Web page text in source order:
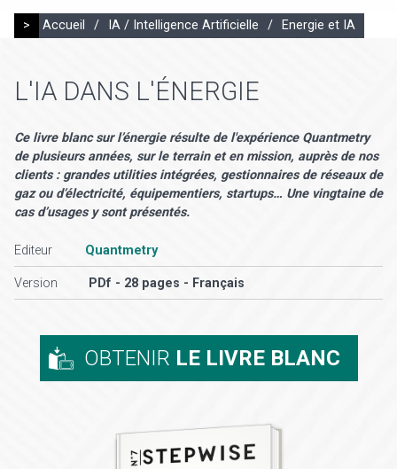
> Accueil / IA / Intelligence Artificielle / Energie et IA
L'IA DANS L'ÉNERGIE
Ce livre blanc sur l’énergie résulte de l'expérience Quantmetry
de plusieurs années, sur le terrain et en mission, auprès de nos
clients : grandes utilities intégrées, gestionnaires de réseaux de
gaz ou d’électricité, équipementiers, startups… Une vingtaine de
cas d’usages y sont présentés.
Editeur Quantmetry
Version PDf - 28 pages - Français
OBTENIR LE LIVRE BLANC